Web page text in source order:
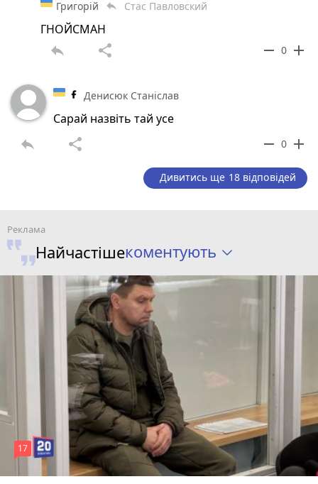
Григорій reply Стас Павловский
ГНОЙСМАН
reply share remove 0 add
Денисюк Станіслав
Сарай назвіть тай усе
reply share remove 0 add
Дивитись ще 18 відповідей
Найчастішекоментують
17